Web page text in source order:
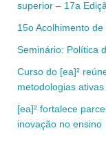
superior – 17a
15o Acolhimento
Seminário: Política
Curso do [ea]²
metodologias
[ea]² fortalece
inovação no ensino